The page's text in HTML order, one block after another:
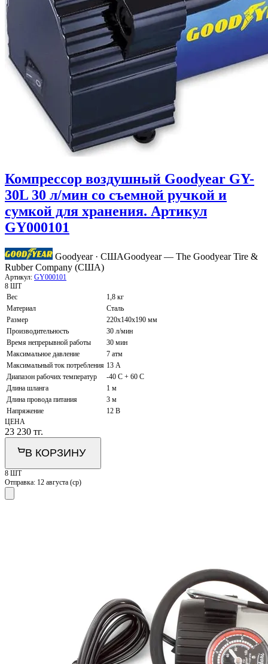
Компрессор воздушный Goodyear GY-
30L 30 л/мин со съемной ручкой и
сумкой для хранения. Артикул
GY000101
Goodyear · СШАGoodyear — The Goodyear Tire &
Rubber Company (США)
Артикул: GY000101
8 ШТ
Вес
1,8 кг
Материал
Сталь
Размер
220х140х190 мм
Производительность
30 л/мин
Время непрерывной работы
30 мин
Максимальное давление
7 атм
Максимальный ток потребления 13 А
Диапазон рабочих температур
-40 C + 60 C
Длина шланга
1 м
Длина провода питания
3 м
Напряжение
12 В
ЦЕНА
23 230 тг.
В КОРЗИНУ
8 ШТ
Отправка: 12 августа (ср)